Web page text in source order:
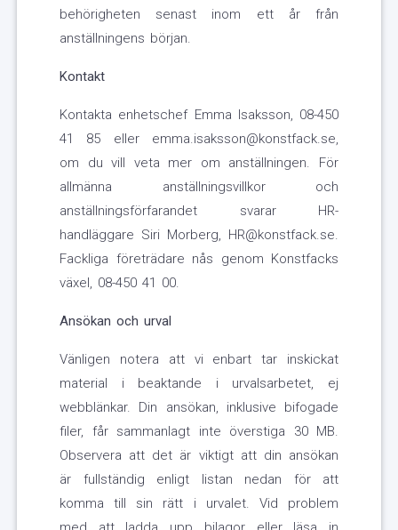
behörigheten senast inom ett år från
anställningens början.
Kontakt
Kontakta enhetschef Emma Isaksson, 08-450
41 85 eller emma.isaksson@konstfack.se,
om du vill veta mer om anställningen. För
allmänna anställningsvillkor och
anställningsförfarandet svarar HR-
handläggare Siri Morberg, HR@konstfack.se.
Fackliga företrädare nås genom Konstfacks
växel, 08-450 41 00.
Ansökan och urval
Vänligen notera att vi enbart tar inskickat
material i beaktande i urvalsarbetet, ej
webblänkar. Din ansökan, inklusive bifogade
filer, får sammanlagt inte överstiga 30 MB.
Observera att det är viktigt att din ansökan
är fullständig enligt listan nedan för att
komma till sin rätt i urvalet. Vid problem